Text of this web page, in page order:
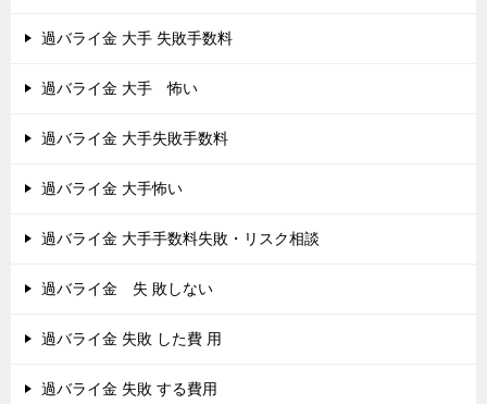
過バライ金 大手 失敗手数料
過バライ金 大手 怖い
過バライ金 大手失敗手数料
過バライ金 大手怖い
過バライ金 大手手数料失敗・リスク相談
過バライ金 失 敗しない
過バライ金 失敗 した費 用
過バライ金 失敗 する費用